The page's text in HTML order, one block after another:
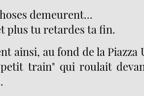
demeurent...
plus tu retardes ta fin.
ainsi, au fond de la Piazza
train" qui roulait